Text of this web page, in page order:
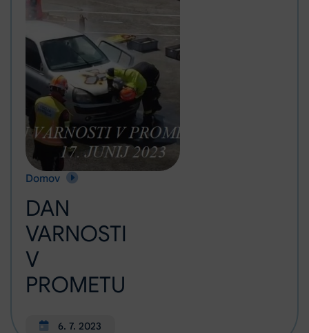
Domov
DAN VARNOSTI V PROMETU
DAN
VARNOSTI
V
PROMETU
6. 7. 2023